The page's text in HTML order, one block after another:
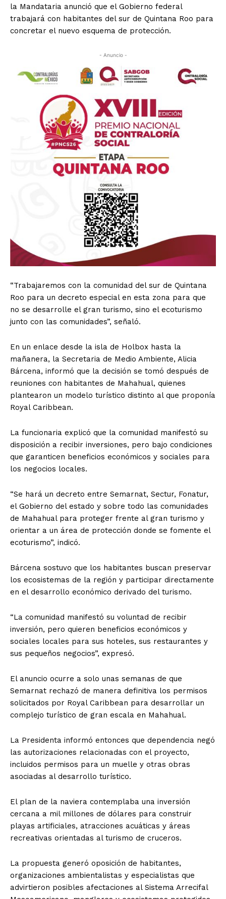
la Mandataria anunció que el Gobierno federal
trabajará con habitantes del sur de Quintana Roo para
concretar el nuevo esquema de protección.
- Anuncio -
“Trabajaremos con la comunidad del sur de Quintana
Roo para un decreto especial en esta zona para que
no se desarrolle el gran turismo, sino el ecoturismo
junto con las comunidades”, señaló.
En un enlace desde la isla de Holbox hasta la
mañanera, la Secretaria de Medio Ambiente, Alicia
Bárcena, informó que la decisión se tomó después de
reuniones con habitantes de Mahahual, quienes
plantearon un modelo turístico distinto al que proponía
Royal Caribbean.
La funcionaria explicó que la comunidad manifestó su
disposición a recibir inversiones, pero bajo condiciones
que garanticen beneficios económicos y sociales para
los negocios locales.
“Se hará un decreto entre Semarnat, Sectur, Fonatur,
el Gobierno del estado y sobre todo las comunidades
de Mahahual para proteger frente al gran turismo y
orientar a un área de protección donde se fomente el
ecoturismo”, indicó.
Bárcena sostuvo que los habitantes buscan preservar
los ecosistemas de la región y participar directamente
en el desarrollo económico derivado del turismo.
“La comunidad manifestó su voluntad de recibir
inversión, pero quieren beneficios económicos y
sociales locales para sus hoteles, sus restaurantes y
sus pequeños negocios”, expresó.
El anuncio ocurre a solo unas semanas de que
Semarnat rechazó de manera definitiva los permisos
solicitados por Royal Caribbean para desarrollar un
complejo turístico de gran escala en Mahahual.
La Presidenta informó entonces que dependencia negó
las autorizaciones relacionadas con el proyecto,
incluidos permisos para un muelle y otras obras
asociadas al desarrollo turístico.
El plan de la naviera contemplaba una inversión
cercana a mil millones de dólares para construir
playas artificiales, atracciones acuáticas y áreas
recreativas orientadas al turismo de cruceros.
La propuesta generó oposición de habitantes,
organizaciones ambientalistas y especialistas que
advirtieron posibles afectaciones al Sistema Arrecifal